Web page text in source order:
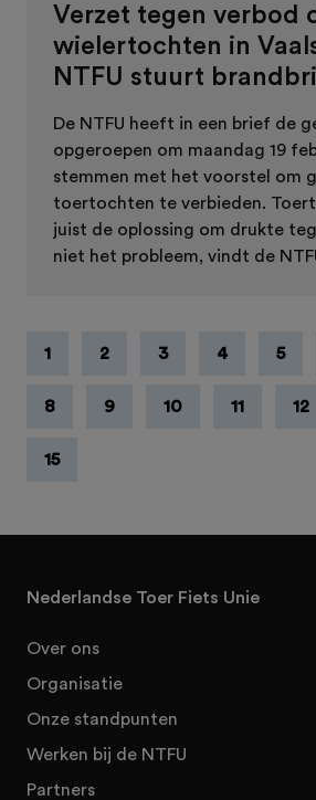
Verzet tegen verbod
wielertochten in
NTFU stuurt
De NTFU heeft in een brief de
opgeroepen om maandag 19
stemmen met het voorstel om
toertochten te verbieden.
juist de oplossing om drukte
niet het probleem, vindt de
1 2 3 4 5
8 9 10 11 12
15
Nederlandse Toer Fiets Unie
Over ons
Organisatie
Onze standpunten
Werken bij de NTFU
Partners